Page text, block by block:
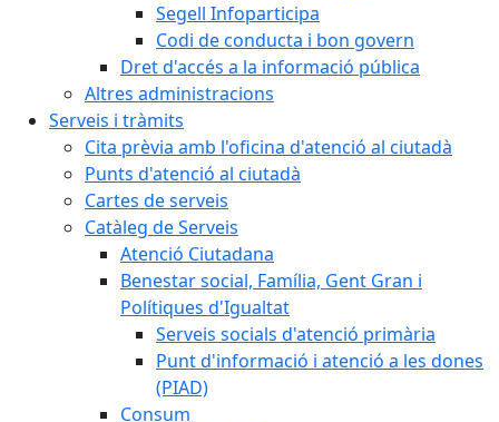
Segell Infoparticipa
Codi de conducta i bon govern
Dret d'accés a la informació pública
Altres administracions
Serveis i tràmits
Cita prèvia amb l'oficina d'atenció al ciutadà
Punts d'atenció al ciutadà
Cartes de serveis
Catàleg de Serveis
Atenció Ciutadana
Benestar social, Família, Gent Gran i
Polítiques d'Igualtat
Serveis socials d'atenció primària
Punt d'informació i atenció a les dones
(PIAD)
Consum